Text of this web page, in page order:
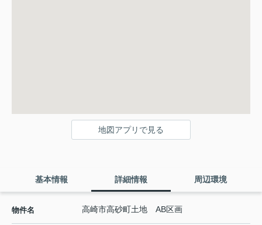
地図アプリで見る
基本情報 詳細情報 周辺環境
物件名 高崎市高砂町土地 AB区画